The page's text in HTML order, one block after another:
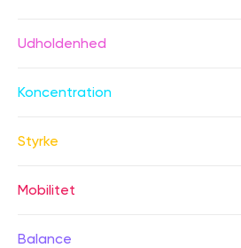
Udholdenhed
Koncentration
Styrke
Mobilitet
Balance